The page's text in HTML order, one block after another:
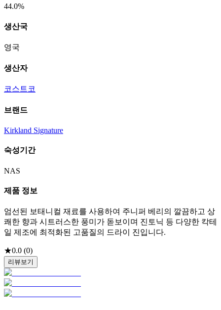
44.0%
생산국
영국
생산자
코스트코
브랜드
Kirkland Signature
숙성기간
NAS
제품 정보
엄선된 보태니컬 재료를 사용하여 주니퍼 베리의 깔끔하고 상
쾌한 향과 시트러스한 풍미가 돋보이며 진토닉 등 다양한 칵테
일 제조에 최적화된 고품질의 드라이 진입니다.
★0.0 (0)
리뷰보기